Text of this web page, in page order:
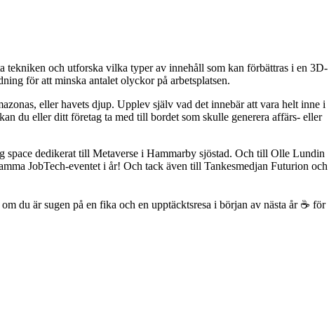
tekniken och utforska vilka typer av innehåll som kan förbättras i en 3D-
för att minska antalet olyckor på arbetsplatsen.
eller havets djup. Upplev själv vad det innebär att vara helt inne i
du eller ditt företag ta med till bordet som skulle generera affärs- eller
dedikerat till Metaverse i Hammarby sjöstad. Och till Olle Lundin
JobTech-eventet i år! Och tack även till Tankesmedjan Futurion och
du är sugen på en fika och en upptäcktsresa i början av nästa år ☕️ för